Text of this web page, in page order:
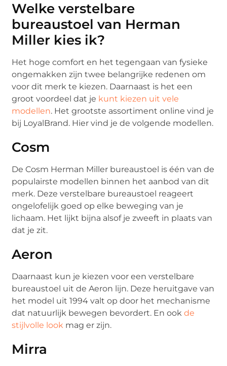
Welke verstelbare
bureaustoel van Herman
Miller kies ik?
Het hoge comfort en het tegengaan van fysieke
ongemakken zijn twee belangrijke redenen om
voor dit merk te kiezen. Daarnaast is het een
groot voordeel dat je kunt kiezen uit vele
modellen. Het grootste assortiment online vind je
bij LoyalBrand. Hier vind je de volgende modellen.
Cosm
De Cosm Herman Miller bureaustoel is één van de
populairste modellen binnen het aanbod van dit
merk. Deze verstelbare bureaustoel reageert
ongelofelijk goed op elke beweging van je
lichaam. Het lijkt bijna alsof je zweeft in plaats van
dat je zit.
Aeron
Daarnaast kun je kiezen voor een verstelbare
bureaustoel uit de Aeron lijn. Deze heruitgave van
het model uit 1994 valt op door het mechanisme
dat natuurlijk bewegen bevordert. En ookde
stijlvolle look mag er zijn.
Mirra